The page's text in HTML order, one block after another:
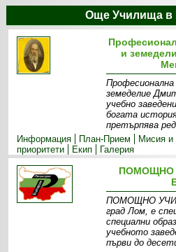
Още Училища в
и
Професионална
земеделие
учебно
богата
претърпява
Информация
План-Прием Мисия и
приоритети
Екип Галерия
ПОМОЩНО
ПОМОЩНО
град Лом, е
специални
учебното
първи до